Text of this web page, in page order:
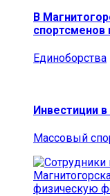
В
спортсменов
Единоборства
Инвестиции
Массовый